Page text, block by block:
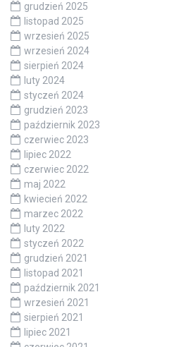
grudzień 2025
listopad 2025
wrzesień 2025
wrzesień 2024
sierpień 2024
luty 2024
styczeń 2024
grudzień 2023
październik 2023
czerwiec 2023
lipiec 2022
czerwiec 2022
maj 2022
kwiecień 2022
marzec 2022
luty 2022
styczeń 2022
grudzień 2021
listopad 2021
październik 2021
wrzesień 2021
sierpień 2021
lipiec 2021